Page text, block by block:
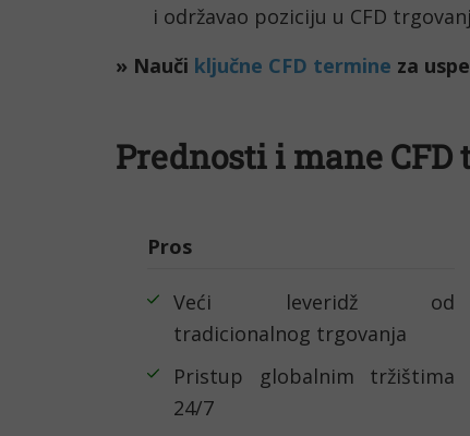
i održavao poziciju u CFD
» Nauči ključne CFD termine za
Prednosti i mane CFD
Pros
Veći leveridž od
tradicionalnog trgovanja
Pristup globalnim tržištima
24/7